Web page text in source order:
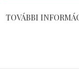
TOVÁBBI